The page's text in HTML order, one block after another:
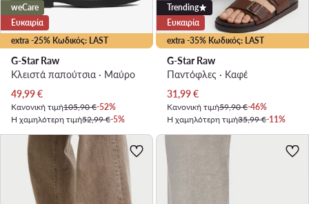
extra -25% Κωδικός: LAST
weCare
Ευκαιρία
G-Star Raw
Κλειστά παπούτσια · Μαύρο
Τρέχουσα τιμή
49,99€
Κανονική τιμή105,90 €-52%
Η χαμηλότερη τιμή52,99 €-5%
extra -35% Κωδικός: LAST
Trending
Ευκαιρία
G-Star Raw
Παντόφλες · Καφέ
Τρέχουσα τιμή
31,99€
Κανονική τιμή59,90 €-46%
Η χαμηλότερη τιμή35,99 €-11%